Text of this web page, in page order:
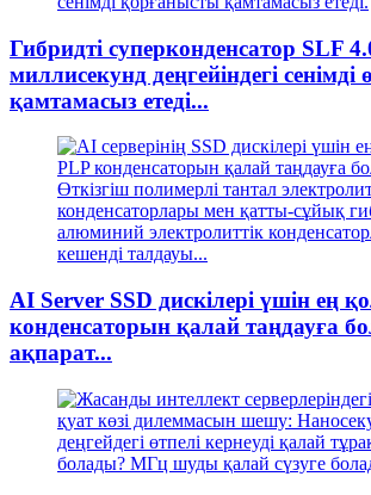
Гибридті суперконденсатор SLF
миллисекунд деңгейіндегі сенімді
қамтамасыз етеді...
AI Server SSD дискілері үшін ең
конденсаторын қалай таңдауға
ақпарат...